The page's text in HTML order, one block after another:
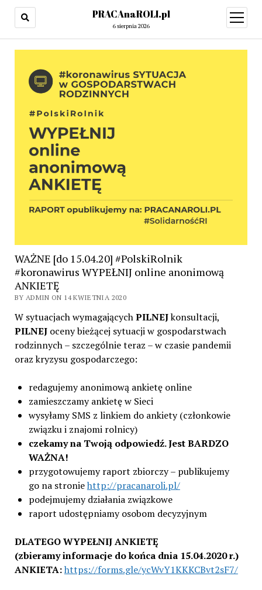
PRACAnaROLI.pl
6 sierpnia 2026
open
menu
WAŻNE [do 15.04.20] #PolskiRolnik
#koronawirus WYPEŁNIJ online anonimową
ANKIETĘ
BY ADMIN ON 14 KWIETNIA 2020
W sytuacjach wymagającychPILNEJkonsultacji,
PILNEJoceny bieżącej sytuacji w gospodarstwach
rodzinnych – szczególnie teraz – w czasie pandemii
oraz kryzysu gospodarczego:
redagujemy anonimową ankietę online
zamieszczamy ankietę w Sieci
wysyłamy SMS z linkiem do ankiety (członkowie
związku i znajomi rolnicy)
czekamy na Twoją odpowiedź. Jest BARDZO
WAŻNA!
przygotowujemy raport zbiorczy – publikujemy
go na stroniehttp://pracanaroli.pl/
podejmujemy działania związkowe
raport udostępniamy osobom decyzyjnym
DLATEGO WYPEŁNIJ ANKIETĘ
(zbieramy informacje do końca dnia 15.04.2020 r.)
ANKIETA:https://forms.gle/ycWvY1KKKCBvt2sF7/